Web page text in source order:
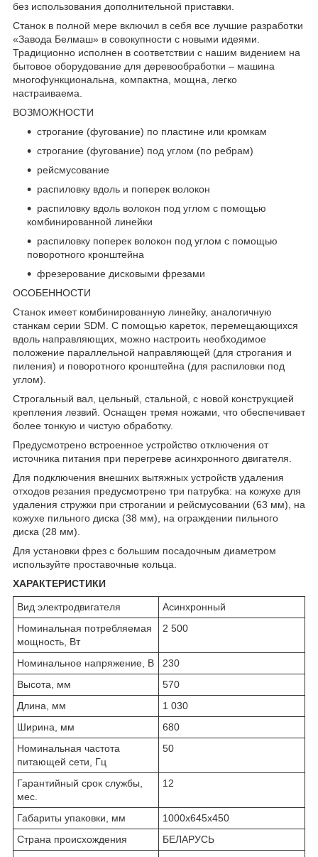
без использования дополнительной приставки.
Станок в полной мере включил в себя все лучшие разработки
«Завода Белмаш» в совокупности с новыми идеями.
Традиционно исполнен в соответствии с нашим видением на
бытовое оборудование для деревообработки – машина
многофункциональна, компактна, мощна, легко
настраиваема.
ВОЗМОЖНОСТИ
строгание (фугование) по пластине или кромкам
строгание (фугование) под углом (по ребрам)
рейсмусование
распиловку вдоль и поперек волокон
распиловку вдоль волокон под углом с помощью
комбинированной линейки
распиловку поперек волокон под углом с помощью
поворотного кронштейна
фрезерование дисковыми фрезами
ОСОБЕННОСТИ
Станок имеет комбинированную линейку, аналогичную
станкам серии SDM. С помощью кареток, перемещающихся
вдоль направляющих, можно настроить необходимое
положение параллельной направляющей (для строгания и
пиления) и поворотного кронштейна (для распиловки под
углом).
Строгальный вал, цельный, стальной, с новой конструкцией
крепления лезвий. Оснащен тремя ножами, что обеспечивает
более тонкую и чистую обработку.
Предусмотрено встроенное устройство отключения от
источника питания при перегреве асинхронного двигателя.
Для подключения внешних вытяжных устройств удаления
отходов резания предусмотрено три патрубка: на кожухе для
удаления стружки при строгании и рейсмусовании (63 мм), на
кожухе пильного диска (38 мм), на ограждении пильного
диска (28 мм).
Для установки фрез с большим посадочным диаметром
используйте проставочные кольца.
ХАРАКТЕРИСТИКИ
Вид электродвигателя
Асинхронный
Номинальная потребляемая
мощность, Вт
2 500
Номинальное напряжение, В
230
Высота, мм
570
Длина, мм
1 030
Ширина, мм
680
Номинальная частота
питающей сети, Гц
50
Гарантийный срок службы,
мес.
12
Габариты упаковки, мм
1000х645х450
Страна происхождения
БЕЛАРУСЬ